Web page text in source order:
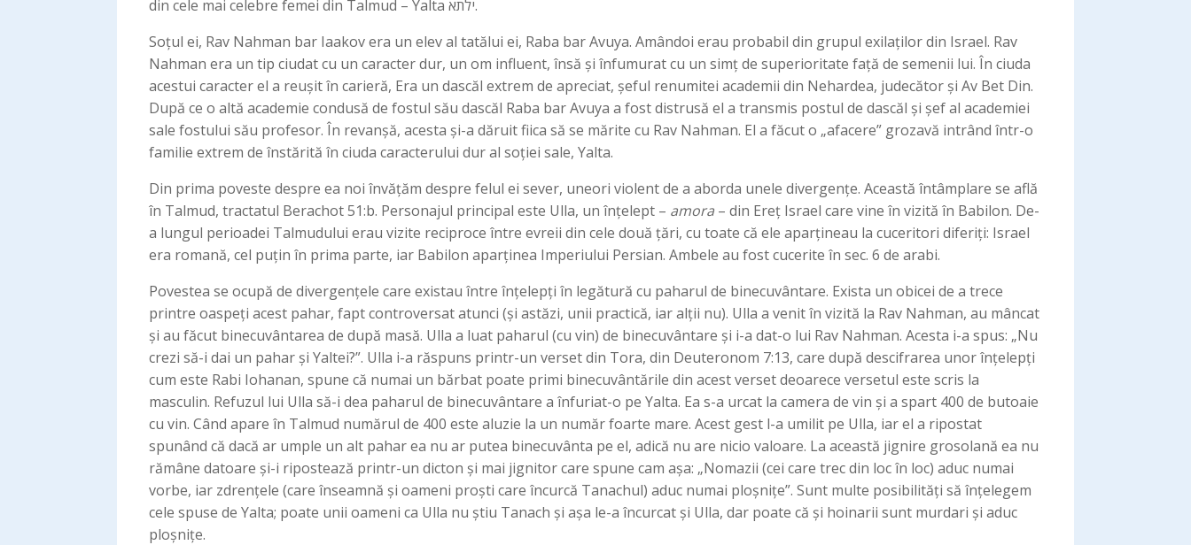
din cele mai celebre femei din Talmud – Yalta ילתא.
Soțul ei, Rav Nahman bar Iaakov era un elev al tatălui ei, Raba bar Avuya. Amândoi erau probabil din grupul exilaților din Israel. Rav
Nahman era un tip ciudat cu un caracter dur, un om influent, însă și înfumurat cu un simț de superioritate față de semenii lui. În ciuda
acestui caracter el a reușit în carieră, Era un dascăl extrem de apreciat, șeful renumitei academii din Nehardea, judecător și Av Bet Din.
După ce o altă academie condusă de fostul său dascăl Raba bar Avuya a fost distrusă el a transmis postul de dascăl și șef al academiei
sale fostului său profesor. În revanșă, acesta și-a dăruit fiica să se mărite cu Rav Nahman. El a făcut o „afacere” grozavă intrând într-o
familie extrem de înstărită în ciuda caracterului dur al soției sale, Yalta.
Din prima poveste despre ea noi învățăm despre felul ei sever, uneori violent de a aborda unele divergențe. Această întâmplare se află
în Talmud, tractatul Berachot 51:b. Personajul principal este Ulla, un înțelept – amora – din Ereț Israel care vine în vizită în Babilon. De-
a lungul perioadei Talmudului erau vizite reciproce între evreii din cele două țări, cu toate că ele aparțineau la cuceritori diferiți: Israel
era romană, cel puțin în prima parte, iar Babilon aparținea Imperiului Persian. Ambele au fost cucerite în sec. 6 de arabi.
Povestea se ocupă de divergențele care existau între înțelepți în legătură cu paharul de binecuvântare. Exista un obicei de a trece
printre oaspeți acest pahar, fapt controversat atunci (și astăzi, unii practică, iar alții nu). Ulla a venit în vizită la Rav Nahman, au mâncat
și au făcut binecuvântarea de după masă. Ulla a luat paharul (cu vin) de binecuvântare și i-a dat-o lui Rav Nahman. Acesta i-a spus: „Nu
crezi să-i dai un pahar și Yaltei?”. Ulla i-a răspuns printr-un verset din Tora, din Deuteronom 7:13, care după descifrarea unor înțelepți
cum este Rabi Iohanan, spune că numai un bărbat poate primi binecuvântările din acest verset deoarece versetul este scris la
masculin. Refuzul lui Ulla să-i dea paharul de binecuvântare a înfuriat-o pe Yalta. Ea s-a urcat la camera de vin și a spart 400 de butoaie
cu vin. Când apare în Talmud numărul de 400 este aluzie la un număr foarte mare. Acest gest l-a umilit pe Ulla, iar el a ripostat
spunând că dacă ar umple un alt pahar ea nu ar putea binecuvânta pe el, adică nu are nicio valoare. La această jignire grosolană ea nu
rămâne datoare și-i ripostează printr-un dicton și mai jignitor care spune cam așa: „Nomazii (cei care trec din loc în loc) aduc numai
vorbe, iar zdrențele (care înseamnă și oameni proști care încurcă Tanachul) aduc numai ploșnițe”. Sunt multe posibilități să înțelegem
cele spuse de Yalta; poate unii oameni ca Ulla nu știu Tanach și așa le-a încurcat și Ulla, dar poate că și hoinarii sunt murdari și aduc
ploșnițe.